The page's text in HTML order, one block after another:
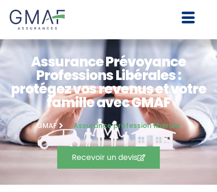
Assurance Prévoyance
Professions Libérales :
protégez vos revenus et votre
famille avec GMAF
GMAF Assurance profession libérale
Recevoir un devis